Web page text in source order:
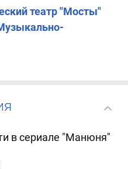
театр "Мосты"
в сериале "Манюня"